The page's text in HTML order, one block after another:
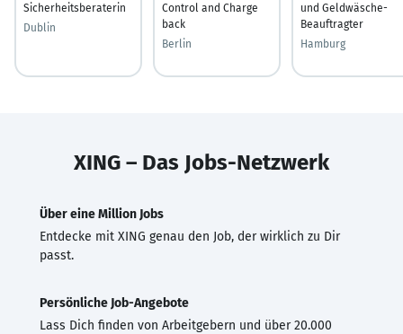
Sicherheitsberaterin
Dublin
Control and Charge
back
Berlin
und Geldwäsche-
Beauftragter
Hamburg
XING – Das Jobs-Netzwerk
Über eine Million Jobs
Entdecke mit XING genau den Job, der wirklich zu Dir
passt.
Persönliche Job-Angebote
Lass Dich finden von Arbeitgebern und über 20.000